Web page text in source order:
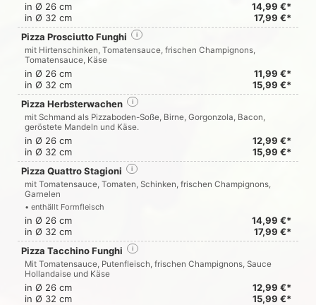
in Ø 26 cm
14,99 €*
in Ø 32 cm
17,99 €*
Pizza Prosciutto Funghi
i
mit Hirtenschinken, Tomatensauce, frischen Champignons,
Tomatensauce, Käse
in Ø 26 cm
11,99 €*
in Ø 32 cm
15,99 €*
Pizza Herbsterwachen
i
mit Schmand als Pizzaboden-Soße, Birne, Gorgonzola, Bacon,
geröstete Mandeln und Käse.
in Ø 26 cm
12,99 €*
in Ø 32 cm
15,99 €*
Pizza Quattro Stagioni
i
mit Tomatensauce, Tomaten, Schinken, frischen Champignons,
Garnelen
• enthällt Formfleisch
in Ø 26 cm
14,99 €*
in Ø 32 cm
17,99 €*
Pizza Tacchino Funghi
i
Mit Tomatensauce, Putenfleisch, frischen Champignons, Sauce
Hollandaise und Käse
in Ø 26 cm
12,99 €*
in Ø 32 cm
15,99 €*